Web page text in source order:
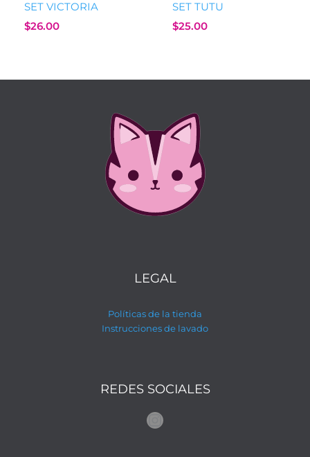
SET VICTORIA
$26.00
SET TUTU
$25.00
LEGAL
Políticas de la tienda
Instrucciones de lavado
REDES SOCIALES
Instagram